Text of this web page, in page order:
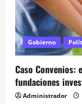
Social
Gobierno
Caso Convenios:
fundaciones
Administrador